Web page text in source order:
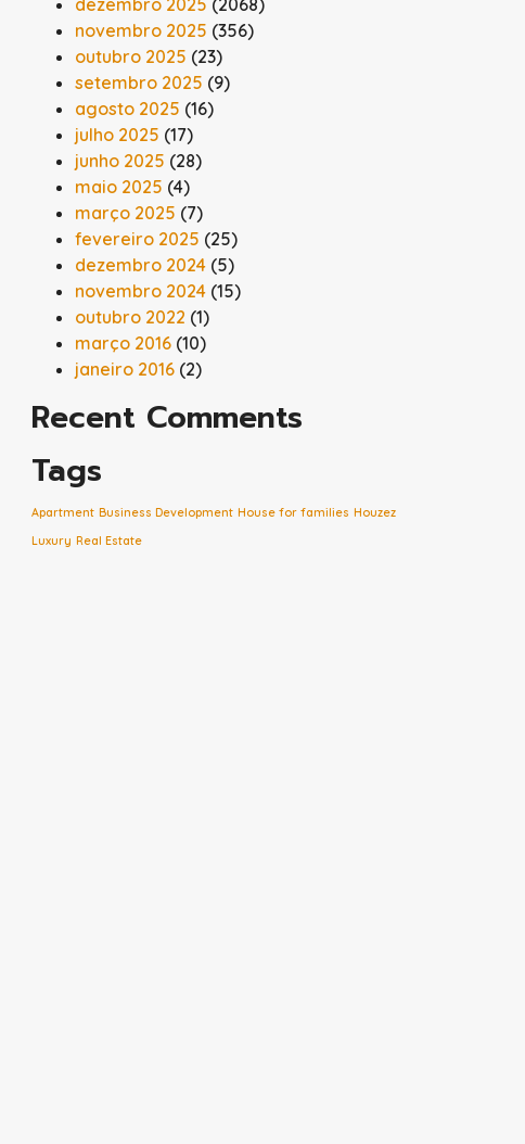
novembro 2025 (356)
outubro 2025 (23)
setembro 2025 (9)
agosto 2025 (16)
julho 2025 (17)
junho 2025 (28)
maio 2025 (4)
março 2025 (7)
fevereiro 2025 (25)
dezembro 2024(5)
novembro 2024(15)
outubro 2022 (1)
março 2016(10)
janeiro 2016(2)
Recent Comments
Tags
Apartment Business Development House for families Houzez
Luxury Real Estate